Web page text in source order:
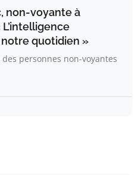
non-voyante à
quotidien »
personnes non-voyantes